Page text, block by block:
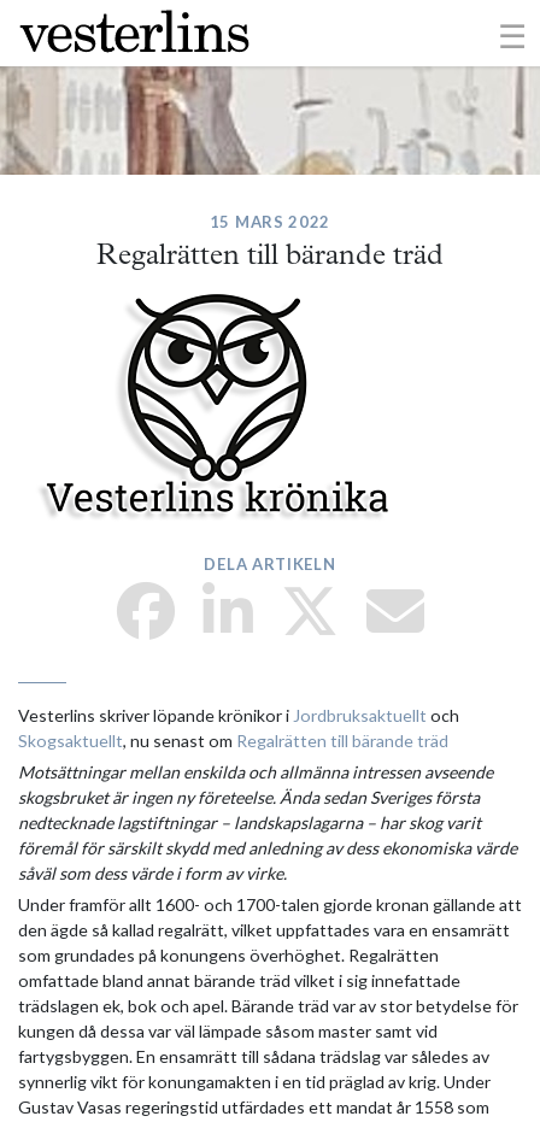
☰
×
15 MARS 2022
Regalrätten till bärande träd
DELA ARTIKELN
Vesterlins skriver löpande krönikor i Jordbruksaktuellt och
Skogsaktuellt, nu senast om Regalrätten till bärande träd
Motsättningar mellan enskilda och allmänna intressen avseende
skogsbruket är ingen ny företeelse. Ända sedan Sveriges första
nedtecknade lagstiftningar – landskapslagarna – har skog varit
föremål för särskilt skydd med anledning av dess ekonomiska värde
såväl som dess värde i form av virke.
Under framför allt 1600- och 1700-talen gjorde kronan gällande att
den ägde så ­kallad regalrätt, vilket uppfattades vara en ensamrätt
som grundades på konungens överhöghet. Regalrätten
omfattade bland annat bärande träd vilket i sig innefattade
trädslagen ek, bok och apel. Bärande träd var av stor betydelse för
kungen då dessa var väl lämpade såsom master samt vid
fartygsbyggen. En ensamrätt till sådana trädslag var således av
synnerlig vikt för konunga­makten i en tid präglad av krig. Under
Gustav Vasas regeringstid utfärdades ett mandat år 1558 som